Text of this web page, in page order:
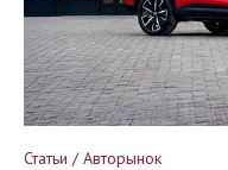
Статьи / Авторынок